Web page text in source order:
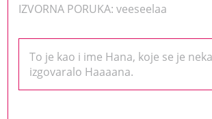
IZVORNA PORUKA: veeseelaa
To je kao i ime Hana, koje se je
izgovaralo Haaaana.